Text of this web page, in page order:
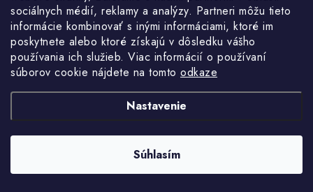
sociálnych médií, reklamy a analýzy. Partneri môžu tieto
informácie kombinovať s inými informáciami, ktoré im
poskytnete alebo ktoré získajú v dôsledku vášho
používania ich služieb. Viac informácií o používaní
súborov cookie nájdete na tomto odkaze
Nastavenie
Súhlasím
Ako nakupovať
Obchodné podmienky
Doprava a platba
Ochrana osobných údajov
Licenčné zmluvy k fotografiám
Osobné vyzdvihnutie v Prešove
Ako funguje Packeta?
Objednávky
Použitie Darčekovej poukážky
REKLAMÁCIA / VRÁTENIE TOVARU
O nás
SHOWROOM Prešov
Kontakty
Služby
Velkoobchod
Profigaráž.sk. Všetky práva vyhradené.